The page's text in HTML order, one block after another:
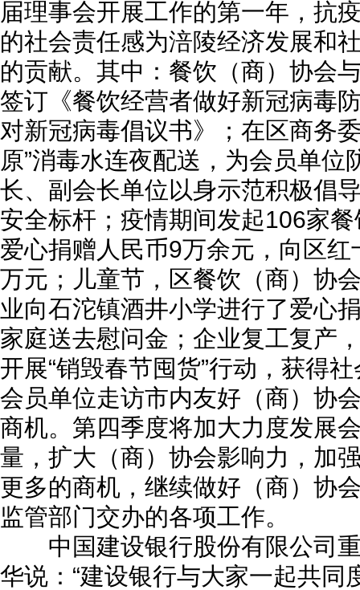
届理事会开展工作的第一年，抗
的社会责任感为涪陵经济发展和
的贡献。其中：餐饮（商）协会
签订《餐饮经营者做好新冠病毒
对新冠病毒倡议书》；在区商务
原”消毒水连夜配送，为会员单位
长、副会长单位以身示范积极倡
安全标杆；疫情期间发起106家
爱心捐赠人民币9万余元，向区
万元；儿童节，区餐饮（商）协
业向石沱镇酒井小学进行了爱心
家庭送去慰问金；企业复工复产
开展“销毁春节囤货”行动，获得
会员单位走访市内友好（商）协
商机。第四季度将加大力度发展
量，扩大（商）协会影响力，加
更多的商机，继续做好（商）协
监管部门交办的各项工作。
中国建设银行股份有限公司重
华说：“建设银行与大家一起共同